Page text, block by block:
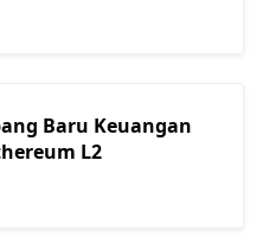
Baru Keuangan
L2